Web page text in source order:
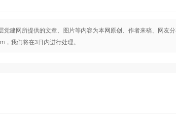
党建网所提供的文章、图片等内容为本网原创、作者来稿、网友
我们将在3日内进行处理。